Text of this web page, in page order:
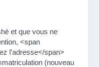
et que vous ne
<span
l'adresse</span>
(nouveau